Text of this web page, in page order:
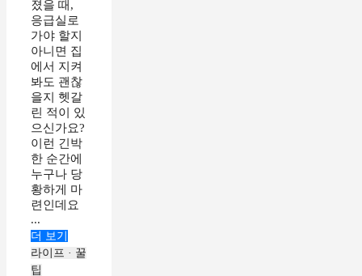
졌을 때,
응급실로
가야 할지
아니면 집
에서 지켜
봐도 괜찮
을지 헷갈
린 적이 있
으신가요?
이런 긴박
한 순간에
누구나 당
황하게 마
련인데요
...
더 보기
라이프 · 꿀
팁